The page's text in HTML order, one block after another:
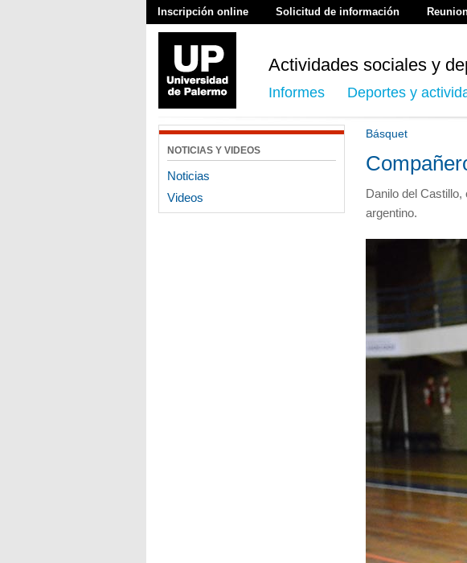
Inscripción online Solicitud de información
Actividades sociales y
Informes Deportes y
NOTICIAS Y VIDEOS
Noticias
Videos
Básquet
Danilo del
argentino.